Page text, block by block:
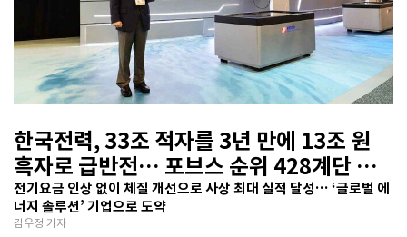
한국전력, 33조 적자를 3년 만에 13조 원
흑자로 급반전… 포브스 순위 428계단 껑
충
전기요금 인상 없이 체질 개선으로 사상 최대 실적 달성… ‘글로벌 에
너지 솔루션’ 기업으로 도약
김우정 기자